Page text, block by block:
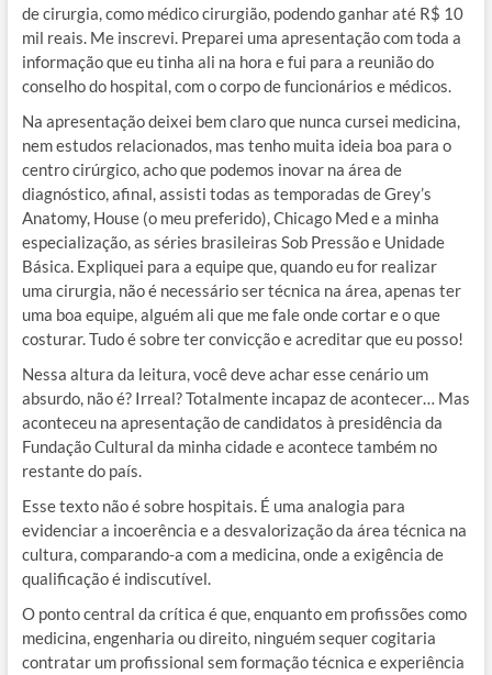
de cirurgia, como médico cirurgião, podendo ganhar até R$ 10
mil reais. Me inscrevi. Preparei uma apresentação com toda a
informação que eu tinha ali na hora e fui para a reunião do
conselho do hospital, com o corpo de funcionários e médicos.
Na apresentação deixei bem claro que nunca cursei medicina,
nem estudos relacionados, mas tenho muita ideia boa para o
centro cirúrgico, acho que podemos inovar na área de
diagnóstico, afinal, assisti todas as temporadas de Grey’s
Anatomy, House (o meu preferido), Chicago Med e a minha
especialização, as séries brasileiras Sob Pressão e Unidade
Básica. Expliquei para a equipe que, quando eu for realizar
uma cirurgia, não é necessário ser técnica na área, apenas ter
uma boa equipe, alguém ali que me fale onde cortar e o que
costurar. Tudo é sobre ter convicção e acreditar que eu posso!
Nessa altura da leitura, você deve achar esse cenário um
absurdo, não é? Irreal? Totalmente incapaz de acontecer… Mas
aconteceu na apresentação de candidatos à presidência da
Fundação Cultural da minha cidade e acontece também no
restante do país.
Esse texto não é sobre hospitais. É uma analogia para
evidenciar a incoerência e a desvalorização da área técnica na
cultura, comparando-a com a medicina, onde a exigência de
qualificação é indiscutível.
O ponto central da crítica é que, enquanto em profissões como
medicina, engenharia ou direito, ninguém sequer cogitaria
contratar um profissional sem formação técnica e experiência